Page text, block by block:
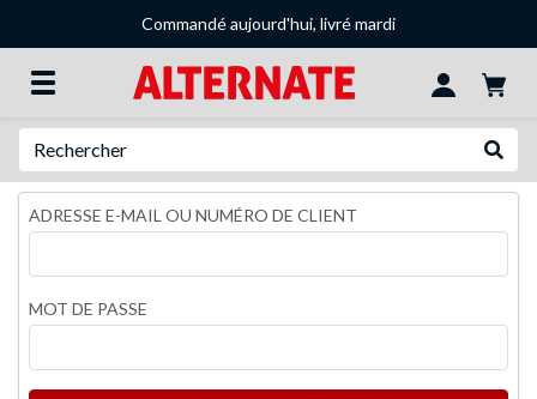
Commandé aujourd'hui, livré mardi
ADRESSE E-MAIL OU NUMÉRO DE CLIENT
MOT DE PASSE